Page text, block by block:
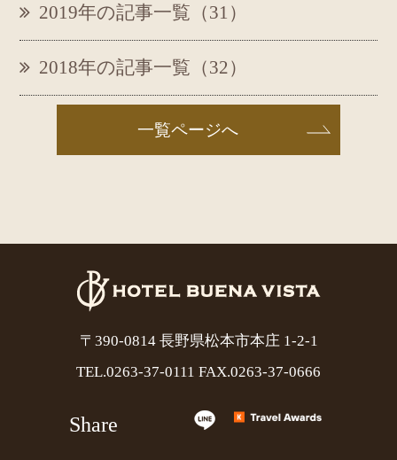
2019年の記事一覧（31）
2018年の記事一覧（32）
一覧ページへ
〒390-0814 長野県松本市本庄 1-2-1
TEL.0263-37-0111 FAX.0263-37-0666
Share